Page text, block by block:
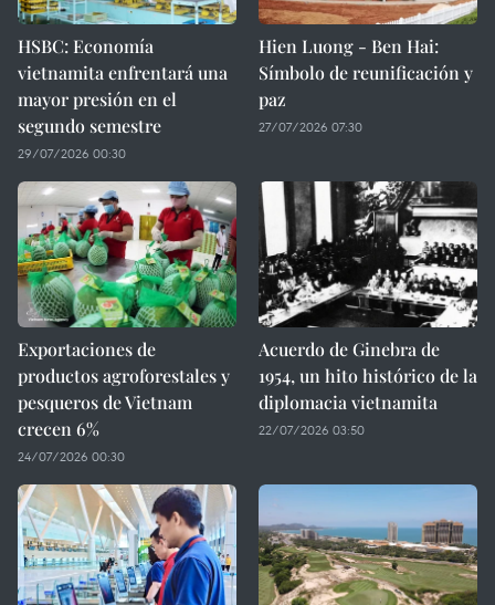
HSBC: Economía
vietnamita enfrentará una
mayor presión en el
segundo semestre
29/07/2026 00:30
Hien Luong - Ben Hai:
Símbolo de reunificación y
paz
27/07/2026 07:30
Exportaciones de
productos agroforestales y
pesqueros de Vietnam
crecen 6%
24/07/2026 00:30
Acuerdo de Ginebra de
1954, un hito histórico de la
diplomacia vietnamita
22/07/2026 03:50